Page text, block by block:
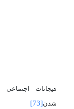
هیجانات اجتماعی
شدن[73]